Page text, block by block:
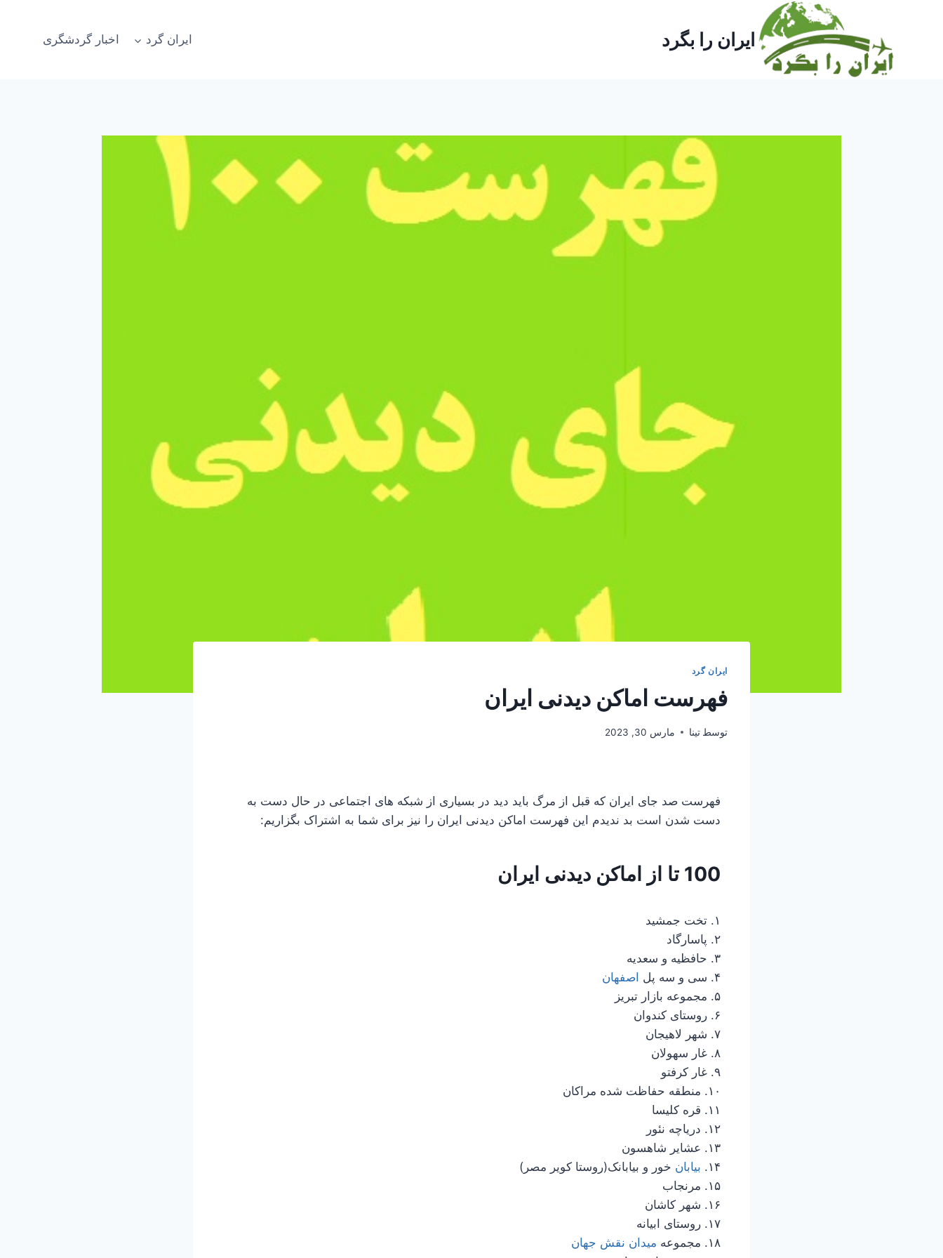
ایران را بگرد ایران گرد اخبار گردشگری
ایران گرد
فهرست اماکن دیدنی ایران
توسط تینا مارس 30, 2023
فهرست صد جای ایران که قبل از مرگ باید دید در بسیاری از شبکه های اجتماعی در حال دست به
دست شدن است بد ندیدم این فهرست اماکن دیدنی ایران را نیز برای شما به اشتراک بگزاریم:
100 تا از اماکن دیدنی ایران
۱. تخت جمشید
۲. پاسارگاد
۳. حافظیه و سعدیه
۴. سی و سه پل
اصفهان
۵. مجموعه بازار تبریز
۶. روستای کندوان
۷. شهر لاهیجان
۸. غار سهولان
۹. غار کرفتو
۱۰. منطقه حفاظت شده مراکان
۱۱. قره کلیسا
۱۲. دریاچه نئور
۱۳. عشایر شاهسون
۱۴.
بیابان خور و بیابانک(روستا کویر مصر)
۱۵. مرنجاب
۱۶. شهر کاشان
۱۷. روستای ابیانه
۱۸. مجموعه
میدان نقش جهان